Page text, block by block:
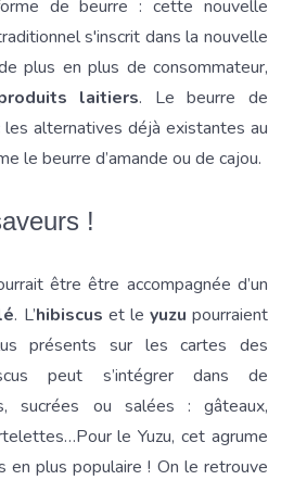
de beurre : cette nouvelle
s'inscrit dans la nouvelle
plus en plus de consommateur,
laitiers. Le beurre de
alternatives déjà existantes au
le beurre d’amande ou de cajou.
!
être être accompagnée d’un
. L’hibiscus et le yuzu pourraient
présents sur les cartes des
peut s’intégrer dans de
sucrées ou salées : gâteaux,
le Yuzu, cet agrume
en plus populaire ! On le retrouve